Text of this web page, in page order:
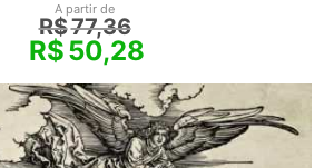
A partir de
R$77,36
R$50,28